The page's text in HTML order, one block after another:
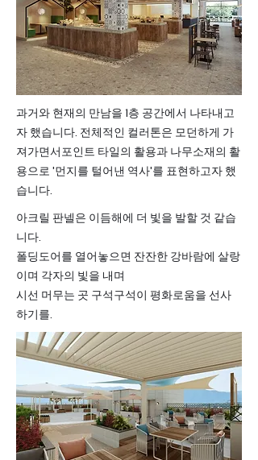
과거와 현재의 만남을 1층 공간에서 나타내고
자 했습니다. 전체적인 컬러톤은 모던하게 가
져가면서포인트 타일의 활용과 나무소재의 활
용으로 '먼지를 털어낸 역사'를 표현하고자 했
습니다.
아크릴 판넬은 이듬해에 더 빛을 발할 것 같습
니다.
​폴딩도어를 열어놓으면 잔잔한 강바람에 살랑
이며 각자의 빛을 내며
​시선 머무는 곳 구석구석이 평화로움을 선사
하기를.